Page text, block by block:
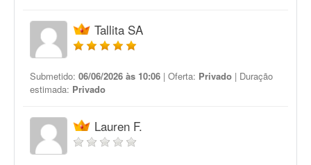
Tallita SA
Submetido: 06/06/2026 às 10:06 | Oferta: Privado | Duração
estimada: Privado
Lauren F.